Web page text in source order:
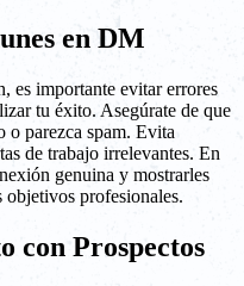
en DM
es importante evitar errores
tu éxito. Asegúrate de que
o parezca spam. Evita
de trabajo irrelevantes. En
genuina y mostrarles
objetivos profesionales.
con Prospectos